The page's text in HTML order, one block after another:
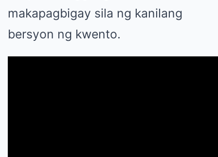
makapagbigay sila ng kanilang
bersyon ng kwento.